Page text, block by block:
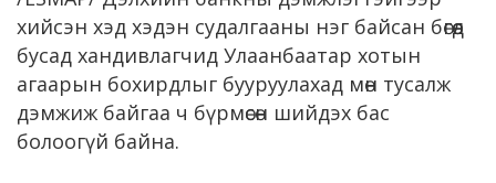
хийсэн хэд хэдэн судалгааны нэг байсан бөгөөд
бусад хандивлагчид Улаанбаатар хотын
агаарын бохирдлыг бууруулахад мөн тусалж
дэмжиж байгаа ч бүрмөсөн шийдэх бас
болоогүй байна.